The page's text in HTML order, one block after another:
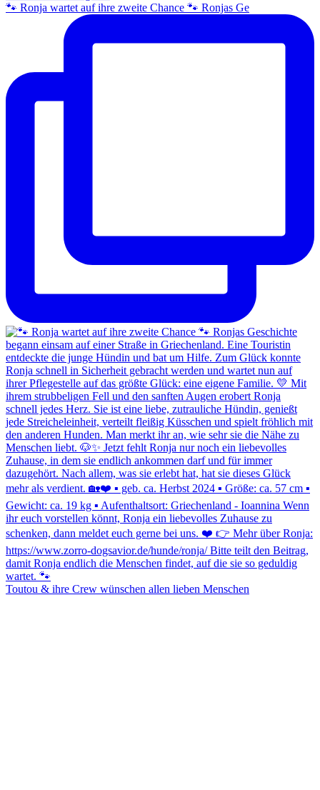
🐾 Ronja wartet auf ihre zweite Chance 🐾 Ronjas Ge
Toutou & ihre Crew wünschen allen lieben Menschen